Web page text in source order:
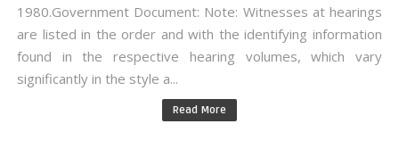
1980.Government Document: Note: Witnesses at hearings
are listed in the order and with the identifying information
found in the respective hearing volumes, which vary
significantly in the style a...
Read More